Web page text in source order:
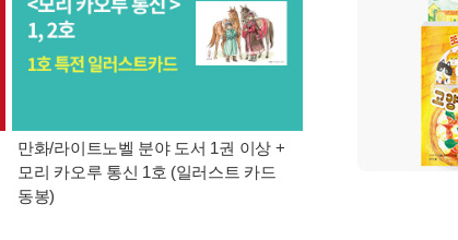
만화/라이트노벨 분야 도서 1권 이상 +
모리 카오루 통신 1호 (일러스트 카드
동봉)
만사모 테마 2 : 완